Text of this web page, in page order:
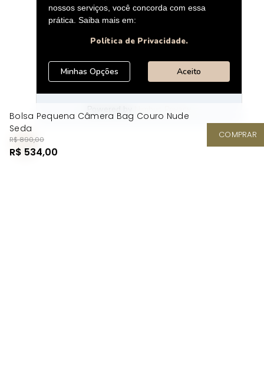
Bolsa Pequena Câmera Bag Couro Nude
Seda
R$ 890,00
R$ 534,00
COMPRAR